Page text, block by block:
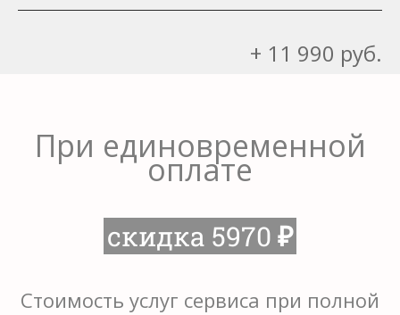
+ 11 990 руб.
При единовременной
оплате
скидка 5970 ₽
Стоимость услуг сервиса при полной